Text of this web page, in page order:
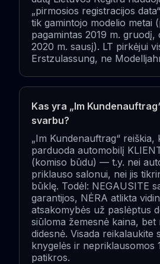
„pirmosios registracijos
tik gamintojo modelio metai
pagamintas 2019 m. gruodį,
2020 m. sausį). LT pirkėjui
Erstzulassung, ne
Kas yra „Im
svarbu?
„Im Kundenauftrag“ reiškia,
parduoda automobilį
(komiso būdu) — t.y. nei
priklauso salonui, nei jis
būklę. Todėl: NEGAUSITE
garantijos, NĖRA atlikta
atsakomybės už paslėptus
siūloma žemesnė kaina, bet
didesnė. Visada reikalaukite
knygelės ir nepriklausomos
patikros.